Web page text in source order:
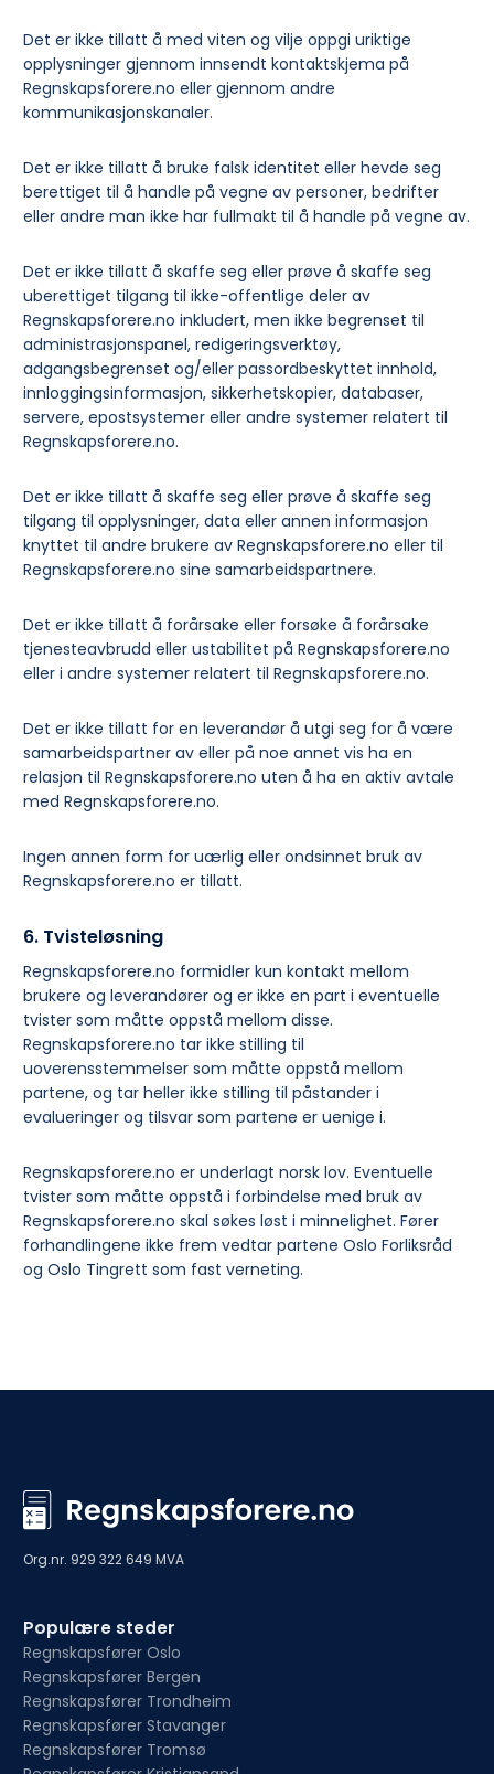
Det er ikke tillatt å med viten og vilje oppgi uriktige
opplysninger gjennom innsendt kontaktskjema på
Regnskapsforere.no eller gjennom andre
kommunikasjonskanaler.
Det er ikke tillatt å bruke falsk identitet eller hevde seg
berettiget til å handle på vegne av personer, bedrifter
eller andre man ikke har fullmakt til å handle på vegne av.
Det er ikke tillatt å skaffe seg eller prøve å skaffe seg
uberettiget tilgang til ikke-offentlige deler av
Regnskapsforere.no inkludert, men ikke begrenset til
administrasjonspanel, redigeringsverktøy,
adgangsbegrenset og/eller passordbeskyttet innhold,
innloggingsinformasjon, sikkerhetskopier, databaser,
servere, epostsystemer eller andre systemer relatert til
Regnskapsforere.no.
Det er ikke tillatt å skaffe seg eller prøve å skaffe seg
tilgang til opplysninger, data eller annen informasjon
knyttet til andre brukere av Regnskapsforere.no eller til
Regnskapsforere.no sine samarbeidspartnere.
Det er ikke tillatt å forårsake eller forsøke å forårsake
tjenesteavbrudd eller ustabilitet på Regnskapsforere.no
eller i andre systemer relatert til Regnskapsforere.no.
Det er ikke tillatt for en leverandør å utgi seg for å være
samarbeidspartner av eller på noe annet vis ha en
relasjon til Regnskapsforere.no uten å ha en aktiv avtale
med Regnskapsforere.no.
Ingen annen form for uærlig eller ondsinnet bruk av
Regnskapsforere.no er tillatt.
6. Tvisteløsning
Regnskapsforere.no formidler kun kontakt mellom
brukere og leverandører og er ikke en part i eventuelle
tvister som måtte oppstå mellom disse.
Regnskapsforere.no tar ikke stilling til
uoverensstemmelser som måtte oppstå mellom
partene, og tar heller ikke stilling til påstander i
evalueringer og tilsvar som partene er uenige i.
Regnskapsforere.no er underlagt norsk lov. Eventuelle
tvister som måtte oppstå i forbindelse med bruk av
Regnskapsforere.no skal søkes løst i minnelighet. Fører
forhandlingene ikke frem vedtar partene Oslo Forliksråd
og Oslo Tingrett som fast verneting.
Org.nr. 929 322 649 MVA
Populære steder
Regnskapsfører Oslo
Regnskapsfører Bergen
Regnskapsfører Trondheim
Regnskapsfører Stavanger
Regnskapsfører Tromsø